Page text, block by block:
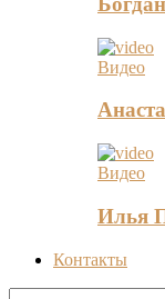
Видео
Видео
Илья
Контакты